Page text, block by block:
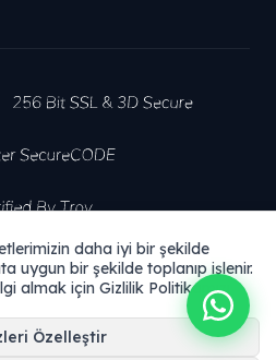
daha iyi bir şekilde
uygun bir şekilde toplanıp işlenir.
almak için Gizlilik Politikamızı
Özelleştir